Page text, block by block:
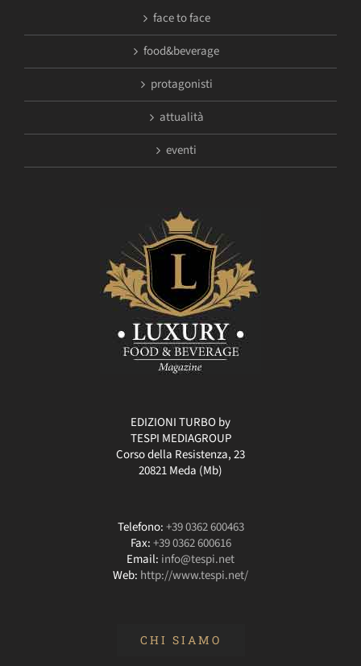
face to face
food&beverage
protagonisti
attualità
eventi
EDIZIONI TURBO by
TESPI MEDIAGROUP
Corso della Resistenza, 23
20821 Meda (Mb)
Telefono:+39 0362 600463
Fax:+39 0362 600616
Email: info@tespi.net
Web: http://www.tespi.net/
CHI SIAMO